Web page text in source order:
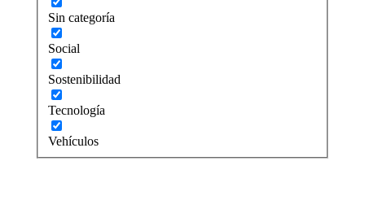
Sin categoría
Social
Sostenibilidad
Tecnología
Vehículos